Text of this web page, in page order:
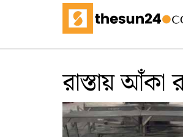
রাস্তায় আঁকা